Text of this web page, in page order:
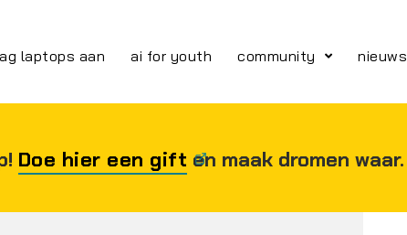
laptops aan ai for youth community nieuws
Doe hier een gift en maak dromen waar.